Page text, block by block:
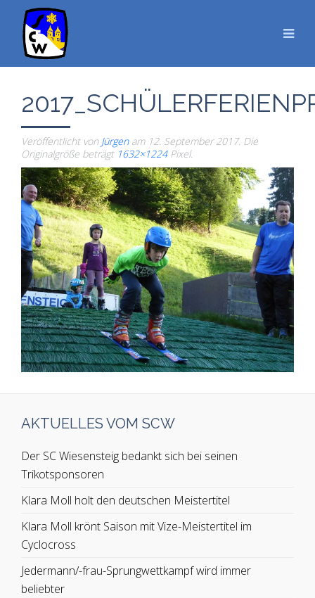
Veröffentlicht von Jürgenam 12. September 2017. Die
Originalgröße beträgt 1632×1224Pixel.
AKTUELLES VOM SCW
Der SC Wiesensteig bedankt sich bei seinen
Trikotsponsoren
Klara Moll holt den deutschen Meistertitel
Klara Moll krönt Saison mit Vize-Meistertitel im
Cyclocross
Jedermann/-frau-Sprungwettkampf wird immer
beliebter